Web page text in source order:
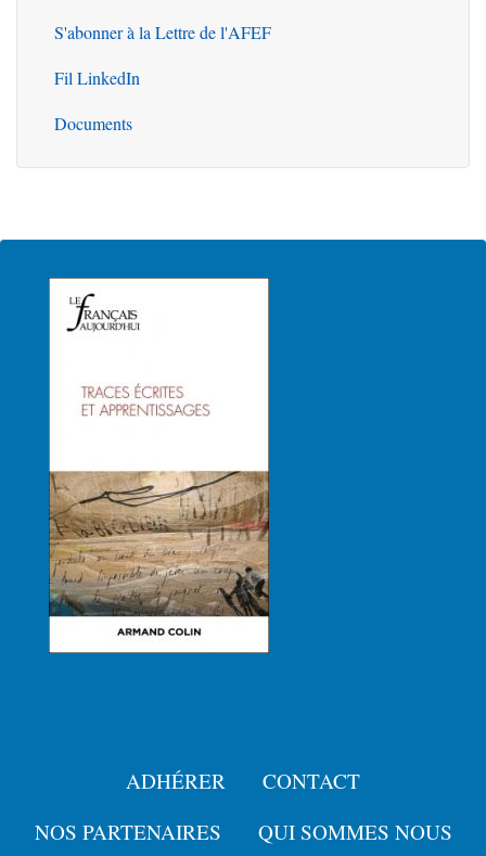
S'abonner à la Lettre de l'AFEF
Fil LinkedIn
Documents
Pied
ADHÉRER
CONTACT
NOS PARTENAIRES
QUI SOMMES NOUS